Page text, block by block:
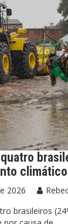
climático
2026
brasileiros